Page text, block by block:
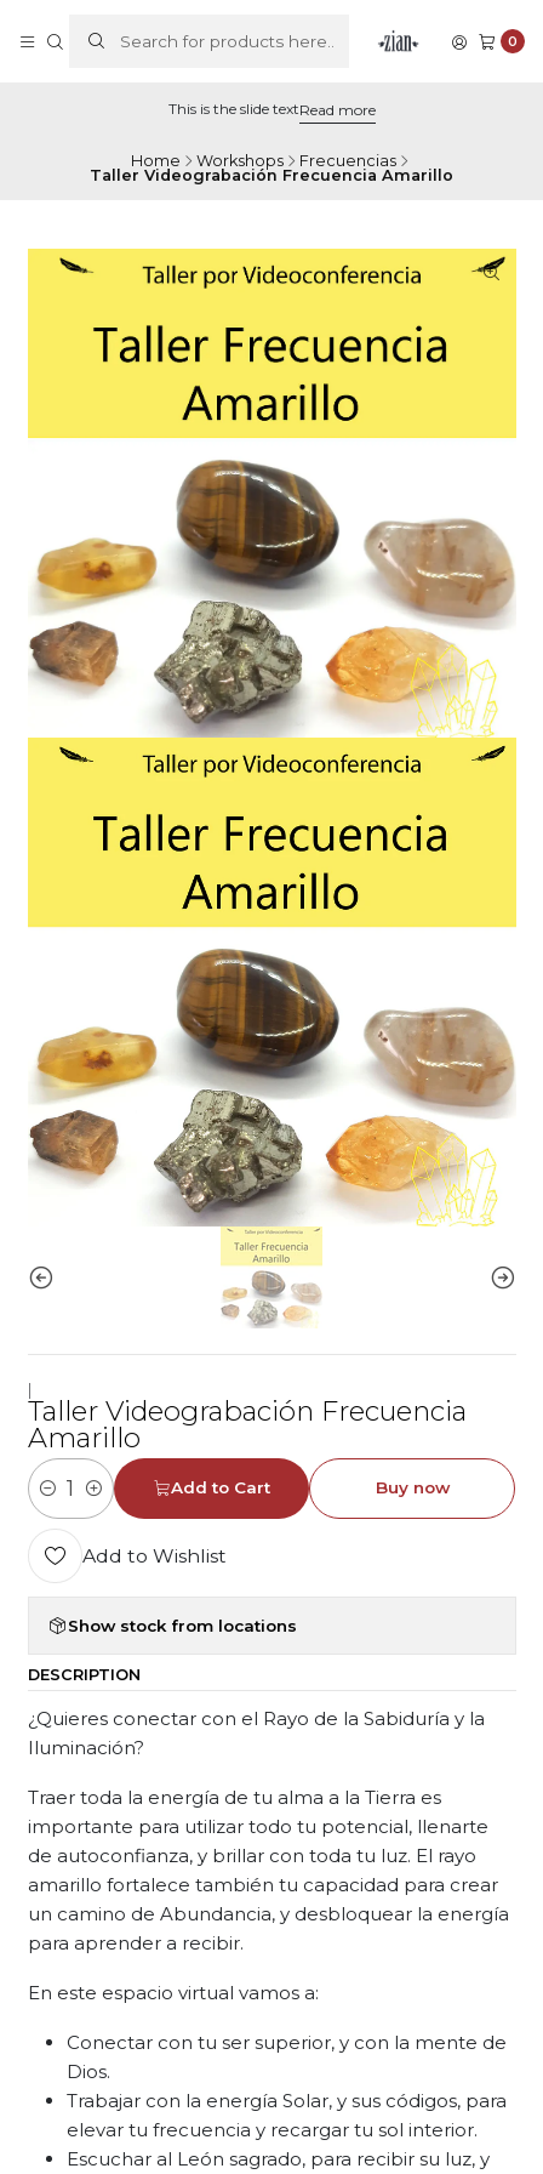
0
This is the slide textRead more
Home Workshops
Frecuencias
Taller Videograbación Frecuencia Amarillo
Taller Videograbación Frecuencia
Amarillo
Quantity
Add to Cart Buy now
Add to Wishlist
Show stock from locations
DESCRIPTION
¿Quieres conectar con el Rayo de la Sabiduría y la
Iluminación?
Traer toda la energía de tu alma a la Tierra es
importante para utilizar todo tu potencial, llenarte
de autoconfianza, y brillar con toda tu luz. El rayo
amarillo fortalece también tu capacidad para crear
un camino de Abundancia, y desbloquear la energía
para aprender a recibir.
En este espacio virtual vamos a:
Conectar con tu ser superior, y con la mente de
Dios.
Trabajar con la energía Solar, y sus códigos, para
elevar tu frecuencia y recargar tu sol interior.
Escuchar al León sagrado, para recibir su luz, y